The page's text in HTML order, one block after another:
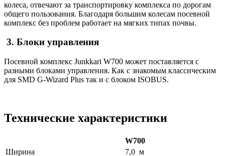
колеса, отвечают за транспортировку комплекса по дорогам
общего пользования. Благодаря большим колесам посевной
комплекс без проблем работает на мягких типах почвы.
3. Блоки управления
Посевной комплекс Junkkari W700 может поставляется c
разными блоками управления. Как с знакомым классическим
для SMD G-Wizard Plus так и с блоком ISOBUS.
Технические характеристики
W700
Ширина
7,0 м